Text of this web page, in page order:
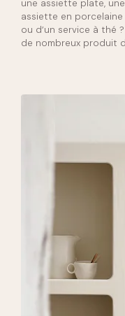
une assiette plate,
assiette en
ou d’un service à thé
de nombreux produit